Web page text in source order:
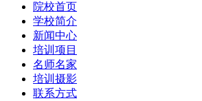
院校首页
学校简介
新闻中心
培训项目
名师名家
培训摄影
联系方式